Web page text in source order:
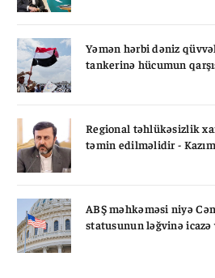
Yəmən hərbi dəniz
tankerinə hücumun
Regional təhlükəsizlik
təmin edilməlidir -
ABŞ məhkəməsi niyə
statusunun ləğvinə icazə